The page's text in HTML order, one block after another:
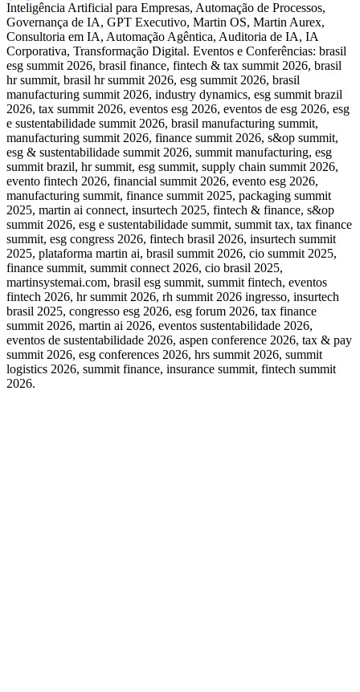
Inteligência Artificial para Empresas, Automação de Processos,
Governança de IA, GPT Executivo, Martin OS, Martin Aurex,
Consultoria em IA, Automação Agêntica, Auditoria de IA, IA
Corporativa, Transformação Digital. Eventos e Conferências: brasil
esg summit 2026, brasil finance, fintech & tax summit 2026, brasil
hr summit, brasil hr summit 2026, esg summit 2026, brasil
manufacturing summit 2026, industry dynamics, esg summit brazil
2026, tax summit 2026, eventos esg 2026, eventos de esg 2026, esg
e sustentabilidade summit 2026, brasil manufacturing summit,
manufacturing summit 2026, finance summit 2026, s&op summit,
esg & sustentabilidade summit 2026, summit manufacturing, esg
summit brazil, hr summit, esg summit, supply chain summit 2026,
evento fintech 2026, financial summit 2026, evento esg 2026,
manufacturing summit, finance summit 2025, packaging summit
2025, martin ai connect, insurtech 2025, fintech & finance, s&op
summit 2026, esg e sustentabilidade summit, summit tax, tax finance
summit, esg congress 2026, fintech brasil 2026, insurtech summit
2025, plataforma martin ai, brasil summit 2026, cio summit 2025,
finance summit, summit connect 2026, cio brasil 2025,
martinsystemai.com, brasil esg summit, summit fintech, eventos
fintech 2026, hr summit 2026, rh summit 2026 ingresso, insurtech
brasil 2025, congresso esg 2026, esg forum 2026, tax finance
summit 2026, martin ai 2026, eventos sustentabilidade 2026,
eventos de sustentabilidade 2026, aspen conference 2026, tax & pay
summit 2026, esg conferences 2026, hrs summit 2026, summit
logistics 2026, summit finance, insurance summit, fintech summit
2026.